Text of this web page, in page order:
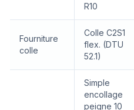
R10
Fourniture
colle
Colle C2S1
flex. (DTU
52.1)
Simple
encollage
peigne 10